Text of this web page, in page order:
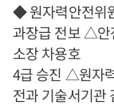
◆ 원자력안전위
과장급 전보 △안
소장 차용호
4급 승진 △원자
전과 기술서기관